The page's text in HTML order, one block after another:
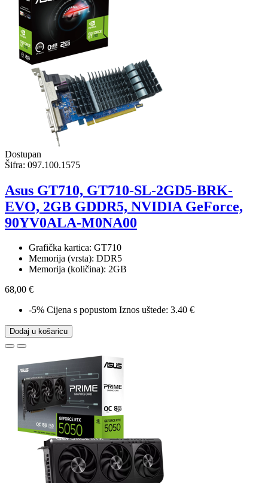
Dostupan
Šifra: 097.100.1575
Asus GT710, GT710-SL-2GD5-BRK-
EVO, 2GB GDDR5, NVIDIA GeForce,
90YV0ALA-M0NA00
Grafička kartica: GT710
Memorija (vrsta): DDR5
Memorija (količina): 2GB
68,00 €
-5% Cijena s popustom Iznos uštede: 3.40 €
Dodaj u košaricu